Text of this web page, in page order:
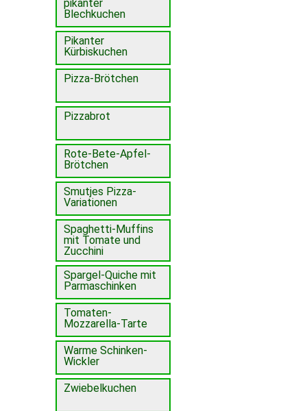
pikanter
Blechkuchen
Pikanter
Kürbiskuchen
Pizza-Brötchen
Pizzabrot
Rote-Bete-Apfel-
Brötchen
Smutjes Pizza-
Variationen
Spaghetti-Muffins
mit Tomate und
Zucchini
Spargel-Quiche mit
Parmaschinken
Tomaten-
Mozzarella-Tarte
Warme Schinken-
Wickler
Zwiebelkuchen